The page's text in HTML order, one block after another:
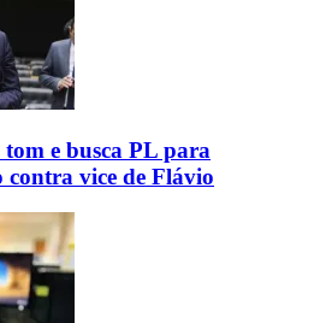
e busca PL para
contra vice de Flávio